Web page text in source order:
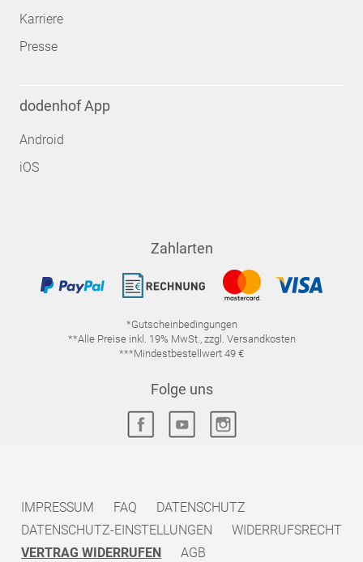
Karriere
Presse
dodenhof App
Android
iOS
Zahlarten
*Gutscheinbedingungen
**Alle Preise inkl. 19% MwSt., zzgl. Versandkosten
***Mindestbestellwert 49 €
Folge uns
IMPRESSUM FAQ
DATENSCHUTZ
DATENSCHUTZ-EINSTELLUNGEN
WIDERRUFSRECHT
VERTRAG WIDERRUFEN
AGB